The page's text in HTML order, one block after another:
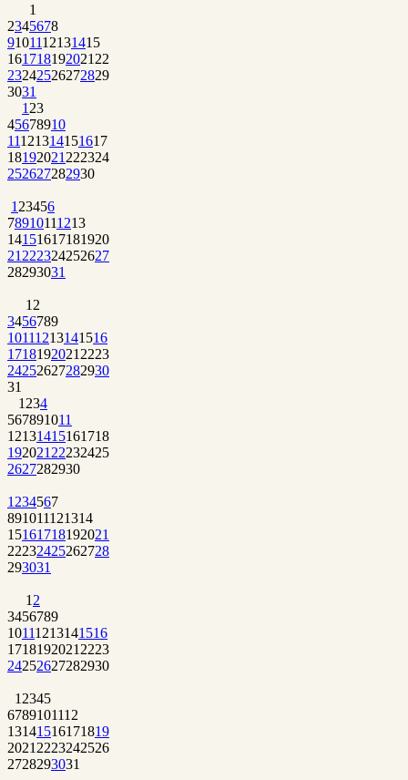
1
2345678
9101112131415
161718192021 22
23242526272829
3031
1 23
45678910
11121314151617
18192021 222324
252627282930
1 23456
78910111213
14151617181920
21 222324252627
28293031
1 2
3456789
10111213141516
1718192021 2223
24252627282930
31
1 234
567891011
12131415161718
192021 22232425
2627282930
1 234567
891011121314
15161718192021
22232425262728
293031
1 2
3456789
10111213141516
1718192021 2223
24252627282930
1 2345
6789101112
13141516171819
2021 2223242526
2728293031